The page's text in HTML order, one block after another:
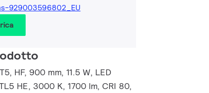
929003596802_EU
HF, 900 mm, 11.5 W, LED
HE, 3000 K, 1700 lm, CRI 80,